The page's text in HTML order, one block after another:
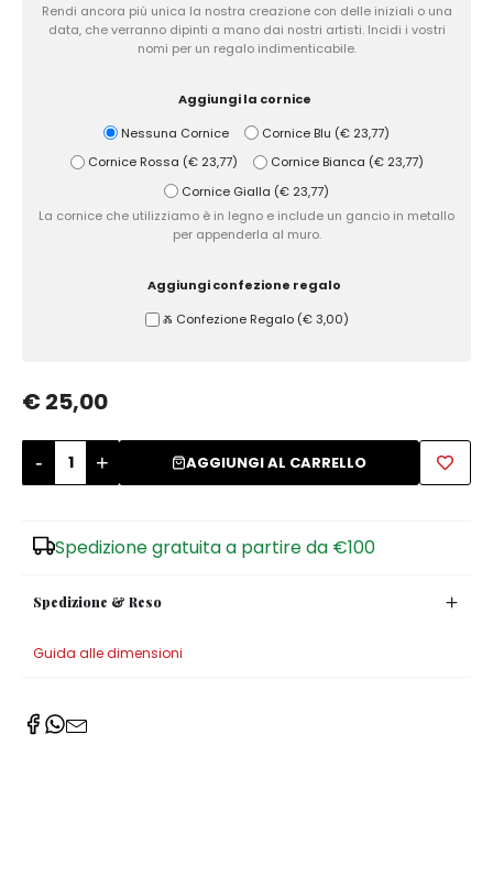
Rendi ancora più unica la nostra creazione con delle iniziali o una
data, che verranno dipinti a mano dai nostri artisti. Incidi i vostri
nomi per un regalo indimenticabile.
Aggiungi la cornice
Nessuna Cornice
Cornice Blu (€ 23,77)
Cornice Rossa (€ 23,77) Cornice Bianca (€ 23,77)
Cornice Gialla (€ 23,77)
La cornice che utilizziamo è in legno e include un gancio in metallo
per appenderla al muro.
Aggiungi confezione regalo
Ⰶ Confezione Regalo (€ 3,00)
€ 25,00
- + AGGIUNGI AL CARRELLO
Spedizione gratuita a partire da €100
Spedizione & Reso
Guida alle dimensioni